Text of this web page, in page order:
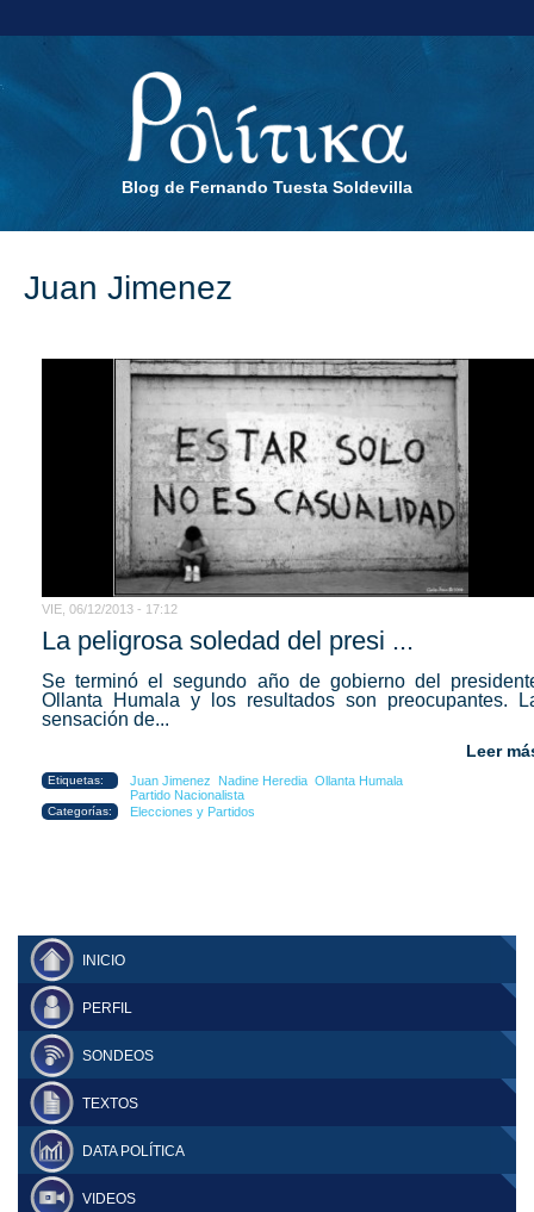
Blog de Fernando Tuesta Soldevilla
Juan Jimenez
VIE, 06/12/2013 - 17:12
La peligrosa soledad del presi ...
Se terminó el segundo año de gobierno del
Ollanta Humala y los resultados son preocupantes.
sensación de...
Leer
Etiquetas: Juan Jimenez Nadine Heredia Ollanta Humala
Partido Nacionalista
Categorías: Elecciones y Partidos
INICIO
PERFIL
SONDEOS
TEXTOS
DATA POLÍTICA
VIDEOS